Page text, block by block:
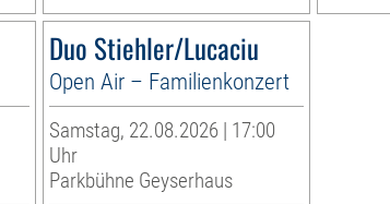
Duo Stiehler/Lucaciu
Open Air – Familienkonzert
Samstag, 22.08.2026 | 17:00
Uhr
Parkbühne Geyserhaus